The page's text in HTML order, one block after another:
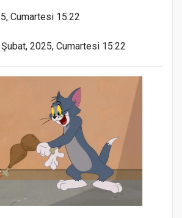
Cumartesi 15:22
2025, Cumartesi 15:22